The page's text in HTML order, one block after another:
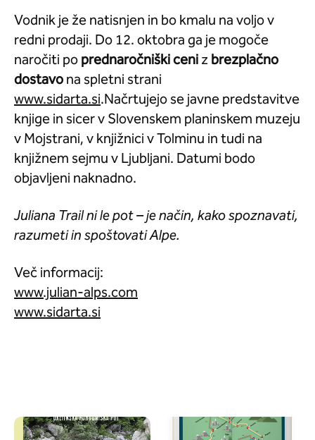
Vodnik je že natisnjen in bo kmalu na voljo v
redni prodaji. Do 12. oktobra ga je mogoče
naročiti poprednaročniški ceniz brezplačno
dostavona spletni strani
www.sidarta.si.Načrtujejo se javne predstavitve
knjige in sicer v Slovenskem planinskem muzeju
v Mojstrani, v knjižnici v Tolminu in tudi na
knjižnem sejmu v Ljubljani. Datumi bodo
objavljeni naknadno.
Juliana Trail ni le pot – je način, kako spoznavati,
razumeti in spoštovati Alpe.
Več informacij:
www.julian-alps.com
www.sidarta.si